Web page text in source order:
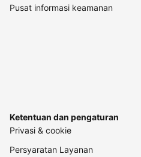
Pusat informasi keamanan
Ketentuan dan pengaturan
Privasi & cookie
Persyaratan Layanan